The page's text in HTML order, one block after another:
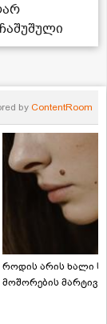
by ContentRoom
როდის არის ხალი
მოშორების